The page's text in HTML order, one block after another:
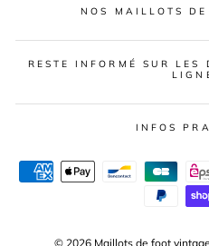
NOS MAILLOTS
RESTE INFORMÉ SUR LES
INFOS
© 2026 Maillots de foot